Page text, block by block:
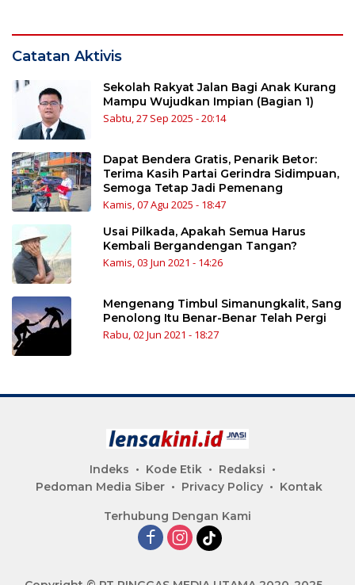
Catatan Aktivis
Sekolah Rakyat Jalan Bagi Anak Kurang
Mampu Wujudkan Impian (Bagian 1)
Sabtu, 27 Sep 2025 - 20:14
Dapat Bendera Gratis, Penarik Betor:
Terima Kasih Partai Gerindra Sidimpuan,
Semoga Tetap Jadi Pemenang
Kamis, 07 Agu 2025 - 18:47
Usai Pilkada, Apakah Semua Harus
Kembali Bergandengan Tangan?
Kamis, 03 Jun 2021 - 14:26
Mengenang Timbul Simanungkalit, Sang
Penolong Itu Benar-Benar Telah Pergi
Rabu, 02 Jun 2021 - 18:27
Indeks Kode Etik
Redaksi
Pedoman Media Siber
Privacy Policy Kontak
Terhubung Dengan Kami